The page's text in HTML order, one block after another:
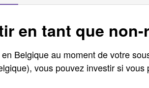
en tant que
Belgique au moment de votre
vous pouvez investir si